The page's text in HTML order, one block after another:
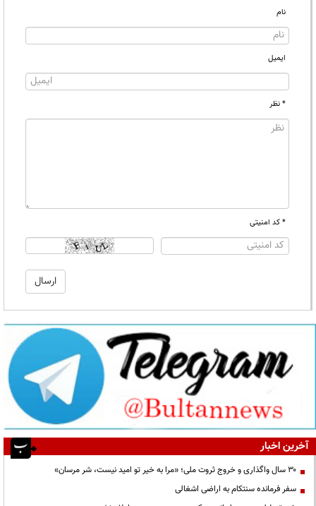
نام
ایمیل
* نظر
* کد امنیتی
آخرین اخبار
۳۰ سال واگذاری و خروج ثروت ملی؛ «مرا به خیر تو امید نیست، شر مرسان»
سفر فرمانده سنتکام به اراضی اشغالی